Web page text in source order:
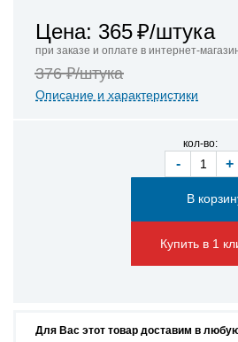
Цена: 365₽/штука
при заказе и оплате в интернет-
376 ₽/штука
Описание и характеристики
кол-во:
- +
Купить в 1
Для Вас этот товар доставим в